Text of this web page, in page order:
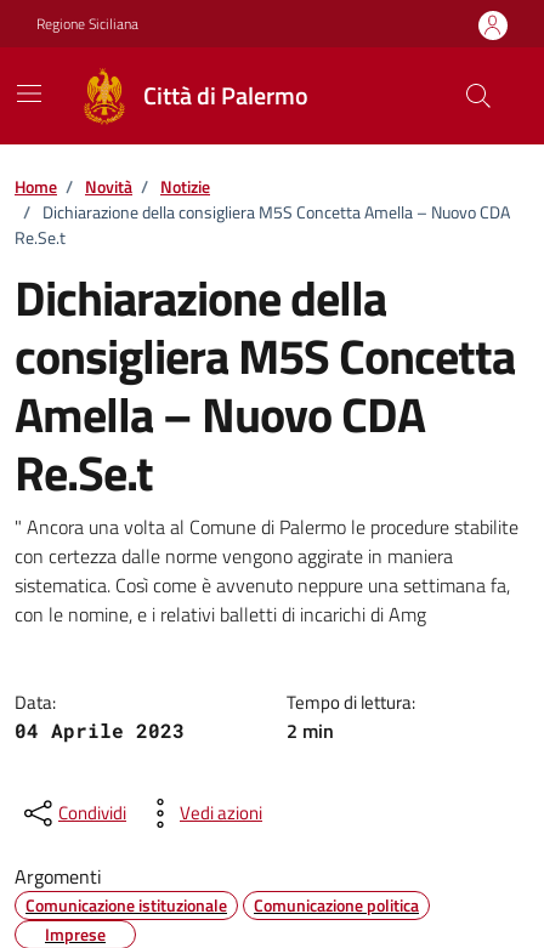
Vai ai contenuti
Vai al footer
Regione Siciliana
Città di Palermo
Home / Novità / Notizie
/ Dichiarazione della consigliera M5S Concetta Amella – Nuovo CDA
Re.Se.t
Dichiarazione della
consigliera M5S Concetta
Amella – Nuovo CDA
Re.Se.t
Dettagli della notizia
" Ancora una volta al Comune di Palermo le procedure stabilite
con certezza dalle norme vengono aggirate in maniera
sistematica. Così come è avvenuto neppure una settimana fa,
con le nomine, e i relativi balletti di incarichi di Amg
Data:
04 Aprile 2023
Tempo di lettura:
2 min
Condividi Vedi azioni
Argomenti
Comunicazione istituzionale
Comunicazione politica
Imprese